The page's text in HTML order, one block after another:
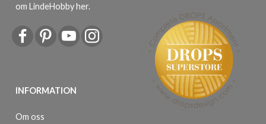
om LindeHobby her.
INFORMATION
Om oss